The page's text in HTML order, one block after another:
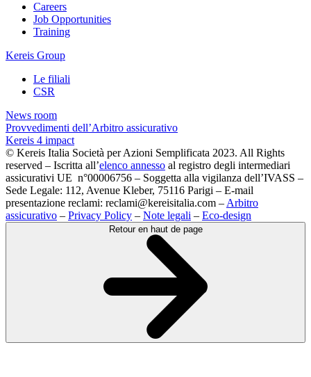
Careers
Job Opportunities
Training
Kereis Group
Le filiali
CSR
News room
Provvedimenti dell’Arbitro assicurativo
Kereis 4 impact
© Kereis Italia Società per Azioni Semplificata 2023. All Rights
reserved – Iscritta all’elenco annesso al registro degli intermediari
assicurativi UE n°00006756 – Soggetta alla vigilanza dell’IVASS –
Sede Legale: 112, Avenue Kleber, 75116 Parigi – E-mail
presentazione reclami: reclami@kereisitalia.com – Arbitro
assicurativo – Privacy Policy – Note legali – Eco-design
Retour en haut de page